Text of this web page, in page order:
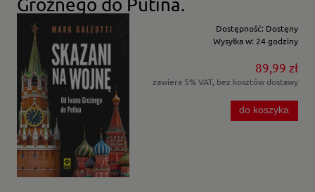
Dostępność: Dostęny
Wysyłka w: 24 godziny
89,99 zł
zawiera 5% VAT, bez kosztów dostawy
do koszyka